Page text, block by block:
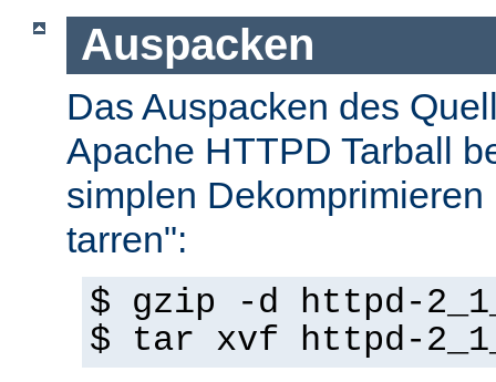
Auspacken
Das Auspacken des
Apache HTTPD Tarball
simplen
tarren":
$ gzip -d httpd-
$ tar xvf httpd-